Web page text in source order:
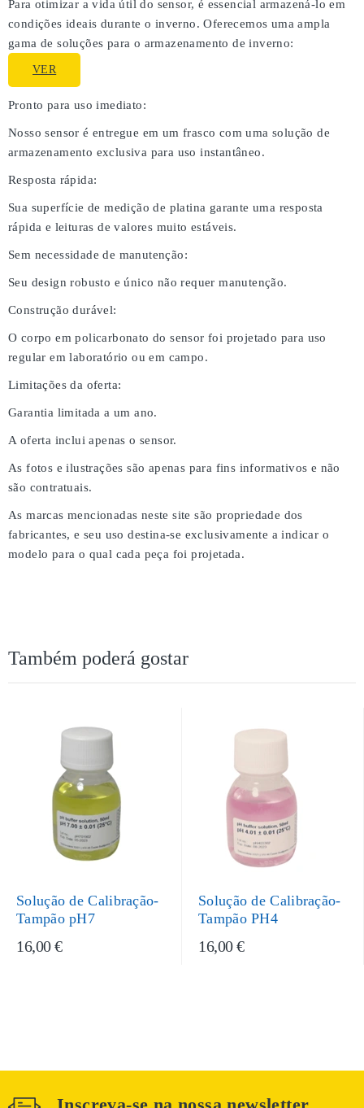
Para otimizar a vida útil do sensor, é essencial armazená-lo em
condições ideais durante o inverno. Oferecemos uma ampla
gama de soluções para o armazenamento de inverno:
VER
Pronto para uso imediato:
Nosso sensor é entregue em um frasco com uma solução de
armazenamento exclusiva para uso instantâneo.
Resposta rápida:
Sua superfície de medição de platina garante uma resposta
rápida e leituras de valores muito estáveis.
Sem necessidade de manutenção:
Seu design robusto e único não requer manutenção.
Construção durável:
O corpo em policarbonato do sensor foi projetado para uso
regular em laboratório ou em campo.
Limitações da oferta:
Garantia limitada a um ano.
A oferta inclui apenas o sensor.
As fotos e ilustrações são apenas para fins informativos e não
são contratuais.
As marcas mencionadas neste site são propriedade dos
fabricantes, e seu uso destina-se exclusivamente a indicar o
modelo para o qual cada peça foi projetada.
Também poderá gostar
Solução de Calibração-
Tampão pH7
16,00 €
Solução de Calibração-
Tampão PH4
16,00 €